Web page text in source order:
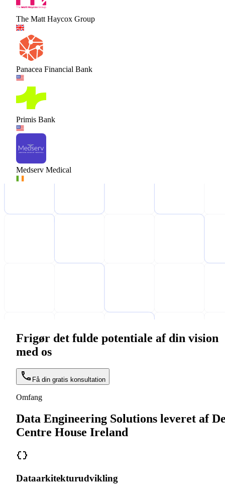
The Matt Haycox Group
Panacea Financial Bank
Primis Bank
Medserv Medical
Frigør det fulde potentiale af din vision
med os
Få din gratis konsultation
Omfang
Data Engineering Solutions leveret af
Centre House Ireland
Dataarkitekturudvikling